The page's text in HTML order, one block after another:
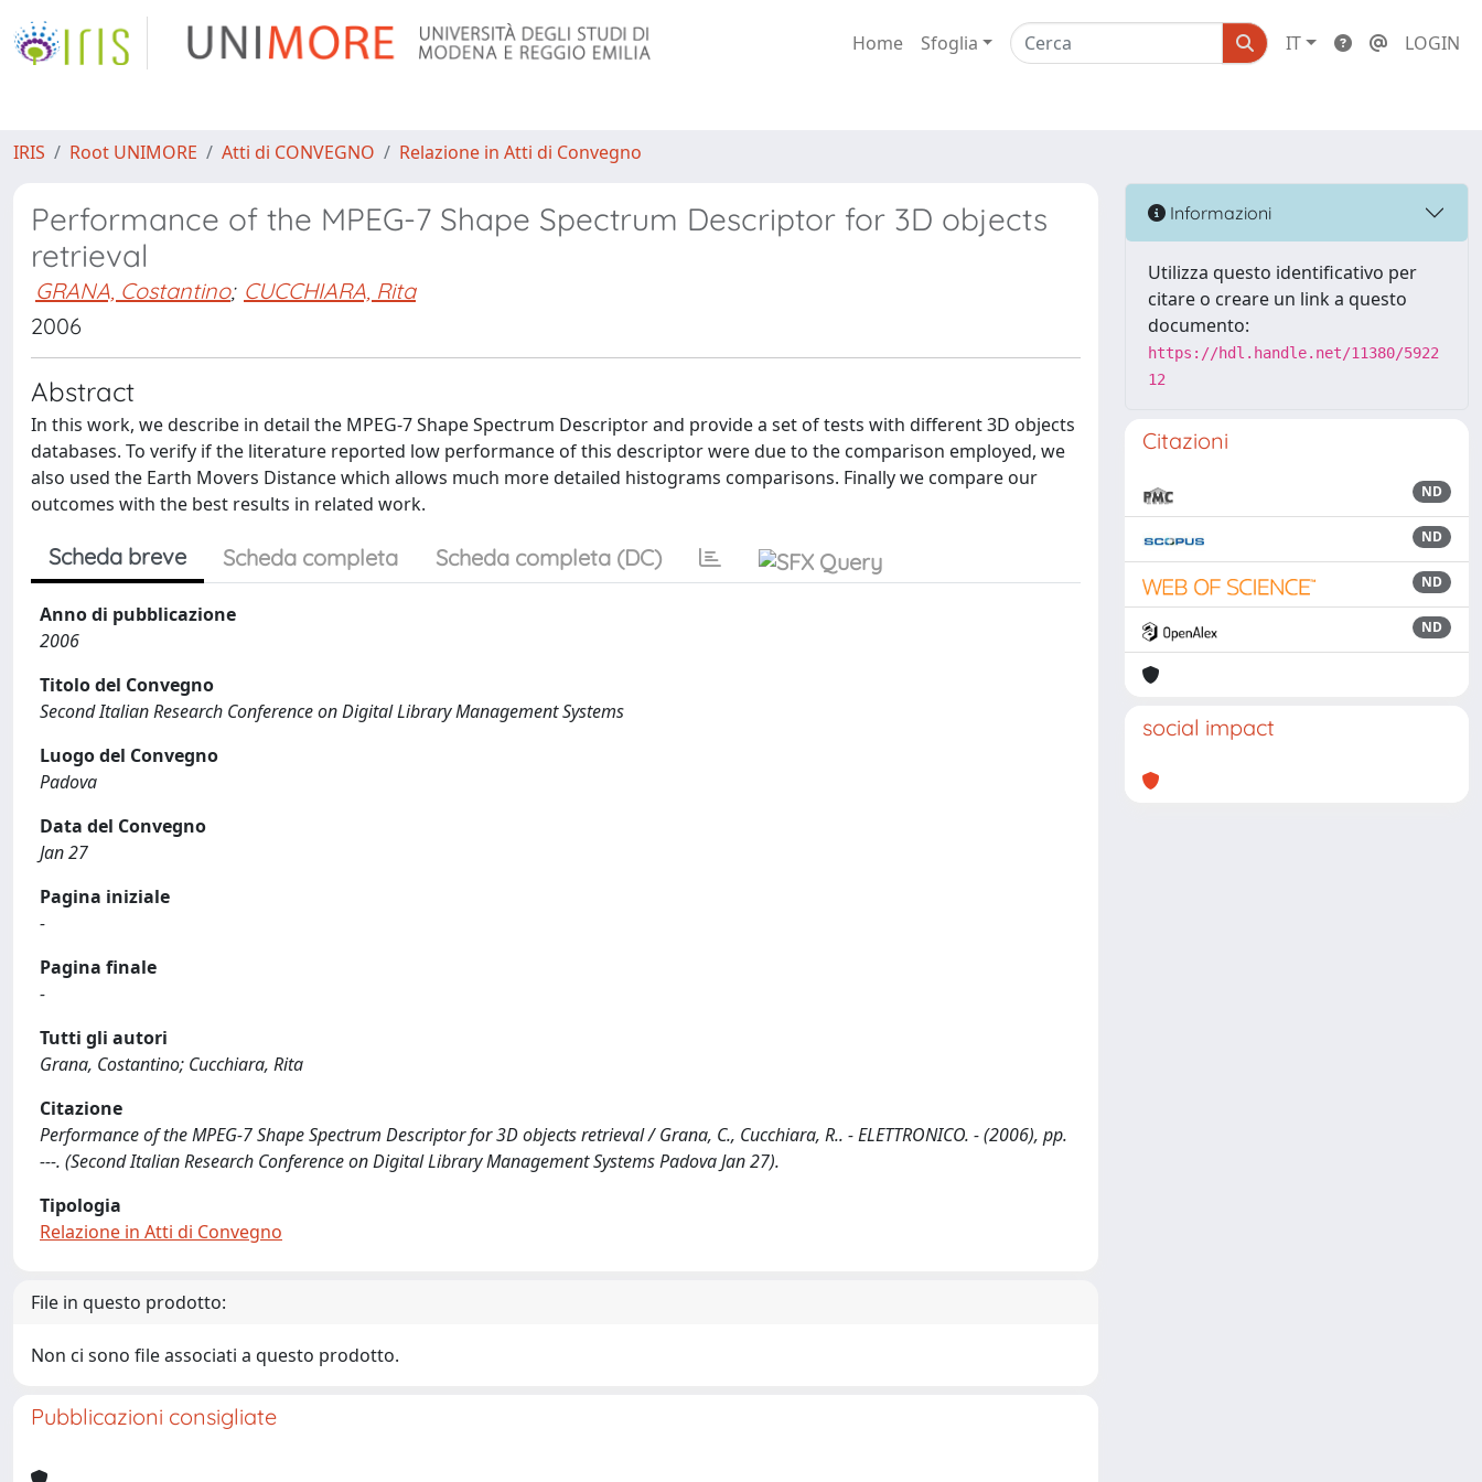
Home Sfoglia IT LOGIN
IRIS Root UNIMORE Atti di CONVEGNO Relazione in Atti di Convegno
Performance of the MPEG-7 Shape Spectrum Descriptor for 3D objects
retrieval
GRANA, Costantino; CUCCHIARA, Rita
2006
Abstract
In this work, we describe in detail the MPEG-7 Shape Spectrum Descriptor and provide a set of tests with different 3D objects
databases. To verify if the literature reported low performance of this descriptor were due to the comparison employed, we
also used the Earth Movers Distance which allows much more detailed histograms comparisons. Finally we compare our
outcomes with the best results in related work.
Scheda breve Scheda completa Scheda completa (DC)
Anno di pubblicazione
2006
Titolo del Convegno
Second Italian Research Conference on Digital Library Management Systems
Luogo del Convegno
Padova
Data del Convegno
Jan 27
Pagina iniziale
-
Pagina finale
-
Tutti gli autori
Grana, Costantino; Cucchiara, Rita
Citazione
Performance of the MPEG-7 Shape Spectrum Descriptor for 3D objects retrieval / Grana, C., Cucchiara, R.. - ELETTRONICO. - (2006), pp.
---. (Second Italian Research Conference on Digital Library Management Systems Padova Jan 27).
Tipologia
Relazione in Atti di Convegno
File in questo prodotto:
Non ci sono file associati a questo prodotto.
Pubblicazioni consigliate
Informazioni
Utilizza questo identificativo per
citare o creare un link a questo
documento:
https://hdl.handle.net/11380/5922
12
Citazioni
ND
ND
ND
ND
social impact